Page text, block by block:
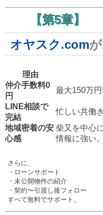
【第5章】
オヤスク.com
理由
仲介手数料0
円
最大150万円
LINE相談で
完結
忙しい共働
地域密着の安
心感
柴又を中心
情報に強い。
さらに、
・ローンサポート
・未公開物件の紹介
・契約〜引渡し後フォロー
すべて無料でサポート。